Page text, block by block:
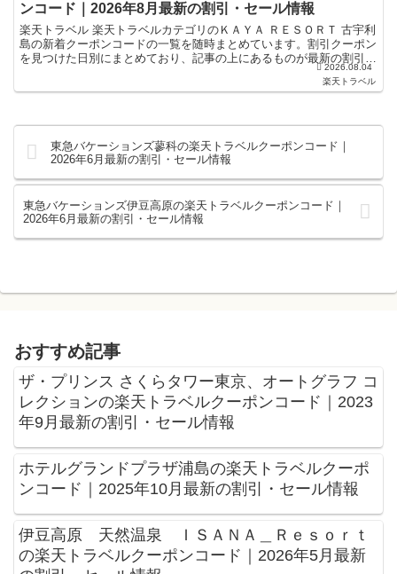
ンコード｜2026年8月最新の割引・セール情報
楽天トラベル 楽天トラベルカテゴリのＫＡＹＡ ＲＥＳＯＲＴ 古宇利
島の新着クーポンコードの一覧を随時まとめています。割引クーポン
を見つけた日別にまとめており、記事の上にあるものが最新の割引ク
ーポンになります。ホテル・旅館宿泊の予約などで使え...
2026.08.04
楽天トラベル
東急バケーションズ蓼科の楽天トラベルクーポンコード｜
2026年6月最新の割引・セール情報
東急バケーションズ伊豆高原の楽天トラベルクーポンコード｜
2026年6月最新の割引・セール情報
おすすめ記事
ザ・プリンス さくらタワー東京、オートグラフ コ
レクションの楽天トラベルクーポンコード｜2023
年9月最新の割引・セール情報
ホテルグランドプラザ浦島の楽天トラベルクーポ
ンコード｜2025年10月最新の割引・セール情報
伊豆高原 天然温泉 ＩＳＡＮＡ＿Ｒｅｓｏｒｔ
の楽天トラベルクーポンコード｜2026年5月最新